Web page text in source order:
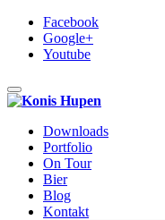
Facebook
Google+
Youtube
Toggle navigation
Downloads
Portfolio
On Tour
Bier
Blog
Kontakt